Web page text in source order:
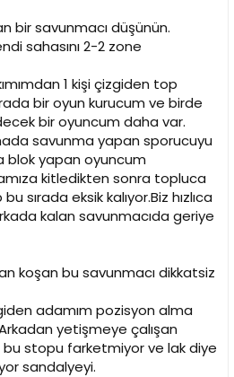
bir savunmacı düşünün.
sahasını 2-2 zone
1 kişi çizgiden top
bir oyun kurucum ve birde
bir oyuncum daha var.
savunma yapan sporucuyu
blok yapan oyuncum
kitledikten sonra topluca
sırada eksik kalıyor.Biz hızlıca
kalan savunmacıda geriye
koşan bu savunmacı dikkatsiz
adamım pozisyon alma
yetişmeye çalışan
bu stopu farketmiyor ve lak diye
sandalyeyi.